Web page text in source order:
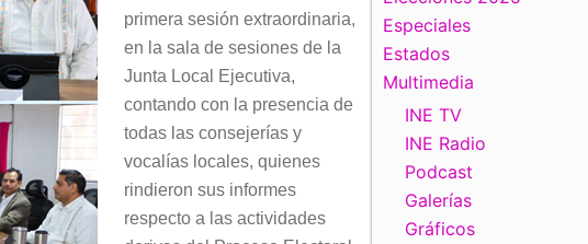
primera sesión extraordinaria,
en la sala de sesiones de la
Junta Local Ejecutiva,
contando con la presencia de
todas las consejerías y
vocalías locales, quienes
rindieron sus informes
respecto a las actividades
Especiales
Estados
Multimedia
INE TV
INE Radio
Podcast
Galerías
Gráficos